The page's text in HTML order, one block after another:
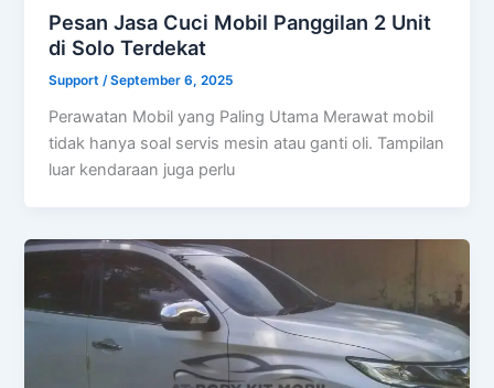
Pesan Jasa Cuci Mobil Panggilan 2 Unit
di Solo Terdekat
Support/September 6, 2025
Perawatan Mobil yang Paling Utama Merawat mobil
tidak hanya soal servis mesin atau ganti oli. Tampilan
luar kendaraan juga perlu